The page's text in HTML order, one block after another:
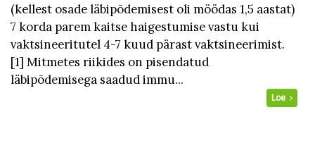
(kellest osade läbipõdemisest oli möödas 1,5 aastat)
7 korda parem kaitse haigestumise vastu kui
vaktsineeritutel 4-7 kuud pärast vaktsineerimist.
[1] Mitmetes riikides on pisendatud
läbipõdemisega saadud immu...
Loe